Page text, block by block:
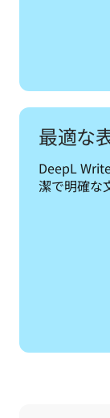
最適な
DeepL
潔で明確な